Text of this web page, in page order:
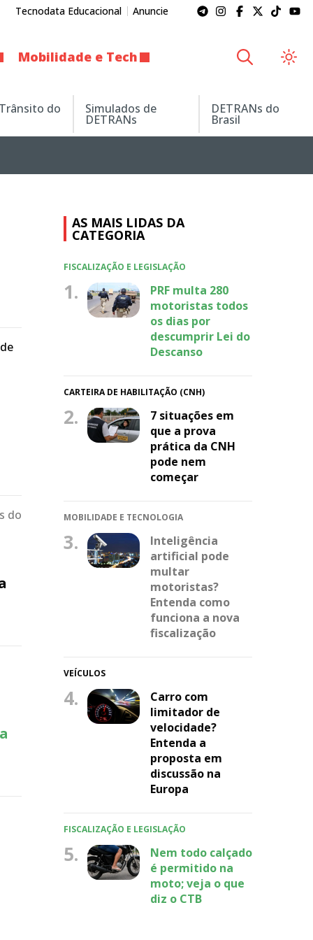
Tecnodata Educacional Anuncie
Mobilidade e Tech
do Simulados de
DETRANs
DETRANs do
Brasil
do
AS MAIS LIDAS DA
CATEGORIA
FISCALIZAÇÃO E LEGISLAÇÃO
1.
PRF multa 280
motoristas todos
os dias por
descumprir Lei do
Descanso
CARTEIRA DE HABILITAÇÃO (CNH)
2.
7 situações em
que a prova
prática da CNH
pode nem
começar
MOBILIDADE E TECNOLOGIA
3.
Inteligência
artificial pode
multar
motoristas?
Entenda como
funciona a nova
fiscalização
VEÍCULOS
4.
Carro com
limitador de
velocidade?
Entenda a
proposta em
discussão na
Europa
FISCALIZAÇÃO E LEGISLAÇÃO
5.
Nem todo calçado
é permitido na
moto; veja o que
diz o CTB